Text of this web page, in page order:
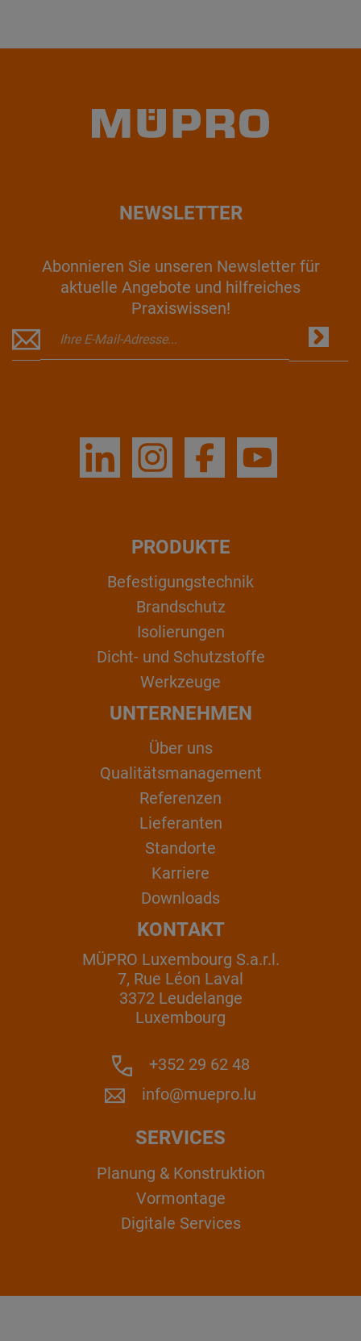
NEWSLETTER
Abonnieren Sie unseren Newsletter für
aktuelle Angebote und hilfreiches
Praxiswissen!
PRODUKTE
Befestigungstechnik
Brandschutz
Isolierungen
Dicht- und Schutzstoffe
Werkzeuge
UNTERNEHMEN
Über uns
Qualitätsmanagement
Referenzen
Lieferanten
Standorte
Karriere
Downloads
KONTAKT
MÜPRO Luxembourg S.a.r.l.
7, Rue Léon Laval
3372 Leudelange
Luxembourg
+352 29 62 48
info@muepro.lu
SERVICES
Planung & Konstruktion
Vormontage
Digitale Services